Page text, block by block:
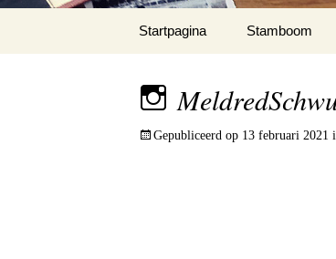
naar
Startpagina Stamboom
Gepubliceerd op 13 februari 2021